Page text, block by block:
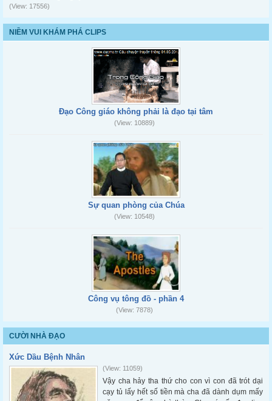
(View: 17556)
NIỀM VUI KHÁM PHÁ CLIPS
Đạo Công giáo không phải là đạo tại tâm
(View: 10889)
Sự quan phòng của Chúa
(View: 10548)
Công vụ tông đồ - phần 4
(View: 7878)
CƯỜI NHÀ ĐẠO
Xức Dầu Bệnh Nhân
(View: 11059)
Vậy cha hảy tha thứ cho con vì con đã trót dại
cạy tủ lấy hết số tiền mà cha đã dành dụm mấy